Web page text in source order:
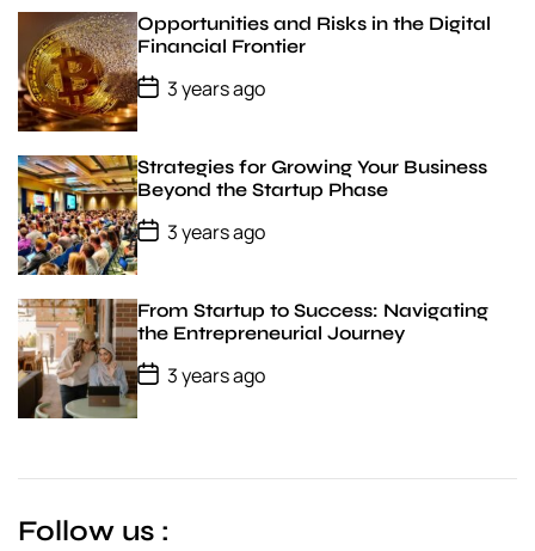
t
D
a
t
e
Opportunities and Risks in the Digital
Financial Frontier
P
o
s
D
a
t
e
3 years ago
Strategies for Growing Your Business
Beyond the Startup Phase
P
o
s
D
a
t
e
3 years ago
From Startup to Success: Navigating
the Entrepreneurial Journey
P
o
s
t
3 years ago
Follow us :